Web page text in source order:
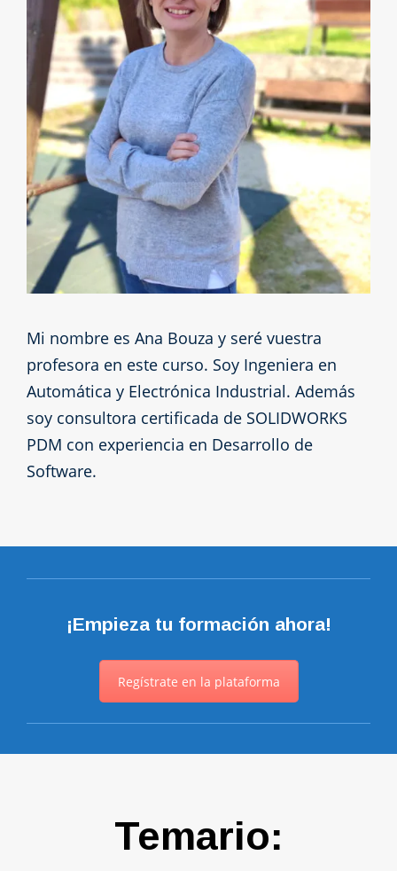
Mi nombre es Ana Bouza y seré vuestra
profesora en este curso. Soy Ingeniera en
Automática y Electrónica Industrial. Además
soy consultora certificada de SOLIDWORKS
PDM con experiencia en Desarrollo de
Software.
¡Empieza tu formación ahora!
Regístrate en la plataforma
Temario: